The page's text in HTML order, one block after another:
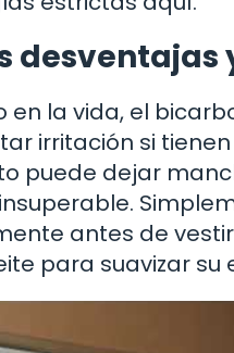
desventajas
en la vida, el
irritación si
puede dejar
antes de
para suavizar su